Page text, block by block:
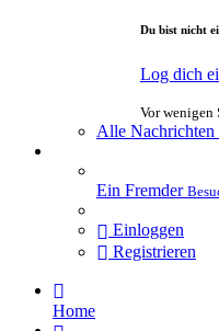
Du bist nicht
Log dich
Vor wenigen
Alle Nachrichten
Ein Fremder
Einloggen
Registrieren
Home